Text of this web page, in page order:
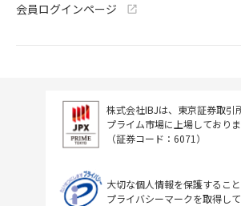
会員ログインページ
株式会社IBJは、東京証券取引
プライム市場に上場しておりま
（証券コード：6071）
大切な個人情報を保護するこ
プライバシーマークを取得して